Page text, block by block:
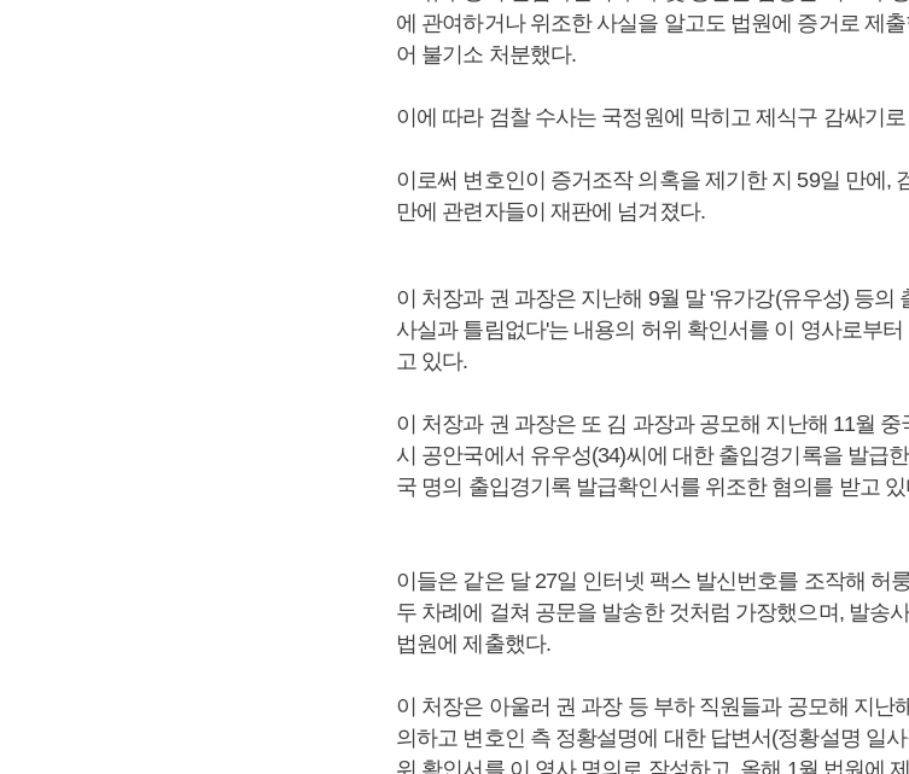
에 관여하거나 위조한 사실을 알고도 법원에 증거로 제
어 불기소 처분했다.
이에 따라 검찰 수사는 국정원에 막히고 제식구 감싸기
이로써 변호인이 증거조작 의혹을 제기한 지 59일 만에,
만에 관련자들이 재판에 넘겨졌다.
이 처장과 권 과장은 지난해 9월 말 '유가강(유우성) 등의
사실과 틀림없다'는 내용의 허위 확인서를 이 영사로부
고 있다.
이 처장과 권 과장은 또 김 과장과 공모해 지난해 11월
시 공안국에서 유우성(34)씨에 대한 출입경기록을 발급
국 명의 출입경기록 발급확인서를 위조한 혐의를 받고 있
이들은 같은 달 27일 인터넷 팩스 발신번호를 조작해 허
두 차례에 걸쳐 공문을 발송한 것처럼 가장했으며, 발송
법원에 제출했다.
이 처장은 아울러 권 과장 등 부하 직원들과 공모해 지난
의하고 변호인 측 정황설명에 대한 답변서(정황설명 일
위 확인서를 이 영사 명의로 작성하고, 올해 1월 법원에